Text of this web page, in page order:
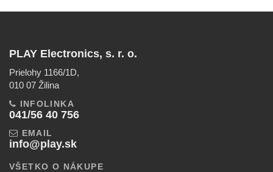
PLAY Electronics, s. r. o.
Prielohy 1166/1D,
010 07 Žilina
INFOLINKA
041/56 40 756
EMAIL
info@play.sk
VŠETKO O NÁKUPE